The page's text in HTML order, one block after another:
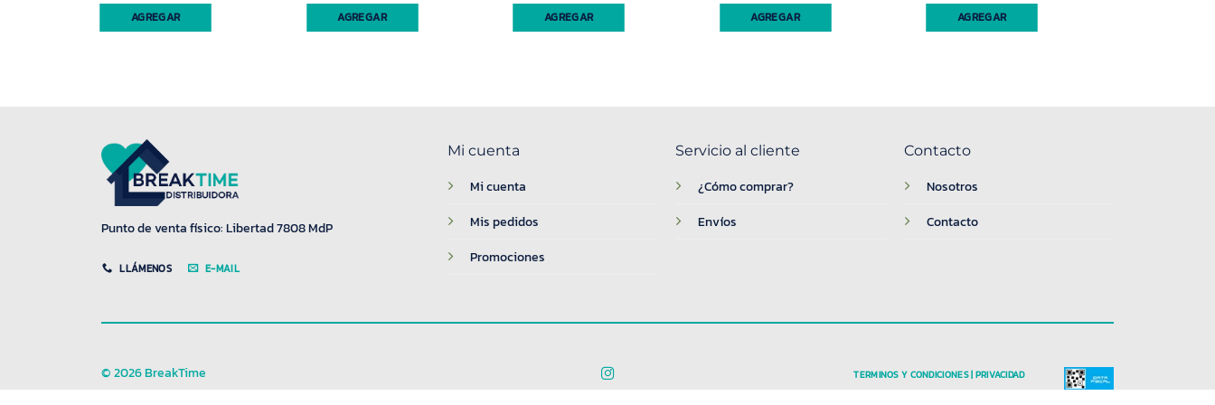
AGREGAR AGREGAR AGREGAR AGREGAR AGREGAR
Punto de venta físico: Libertad 7808 MdP
LLÁMENOS E-MAIL
Mi cuenta
Mi cuenta
Mis pedidos
Promociones
Servicio al cliente
¿Cómo comprar?
Envíos
Contacto
Nosotros
Contacto
© 2026 BreakTime TERMINOS Y CONDICIONES | PRIVACIDAD